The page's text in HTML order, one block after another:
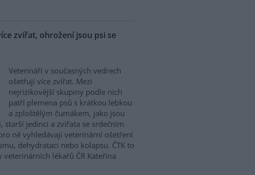
zvířat, ohrožení jsou psi se
Veterináři v současných vedrech
ošetřují více zvířat. Mezi
nejrizikovější skupiny podle nich
patří plemena psů s krátkou lebkou
a zploštělým čumákem, jako jsou
jedinci a zvířata se srdečním
ně vyhledávají veterinární ošetření
dehydrataci nebo kolapsu. ČTK to
lékařů ČR Kateřina